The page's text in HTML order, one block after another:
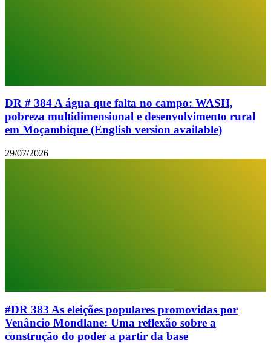
DR # 384 A água que falta no campo: WASH,
pobreza multidimensional e desenvolvimento rural
em Moçambique (English version available)
29/07/2026
#DR 383 As eleições populares promovidas por
Venâncio Mondlane: Uma reflexão sobre a
construção do poder a partir da base